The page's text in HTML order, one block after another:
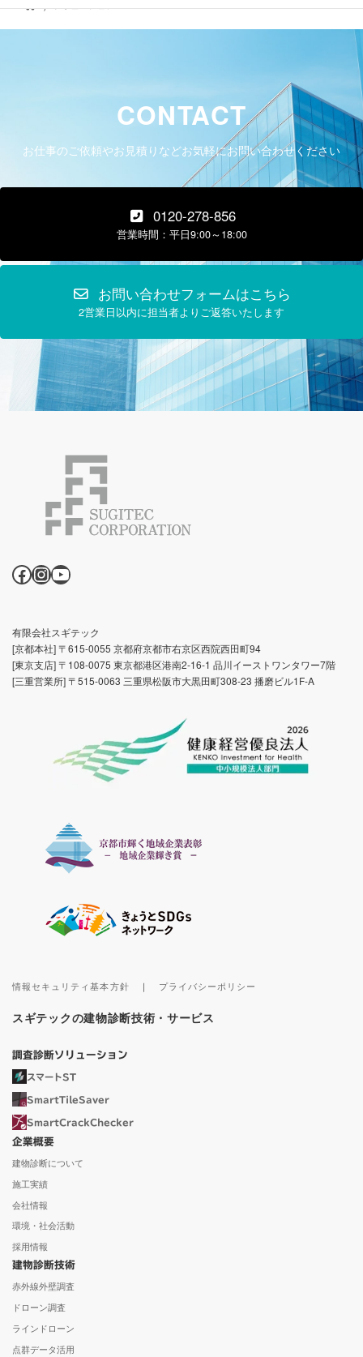
CONTACT
お仕事のご依頼やお見積りなどお気軽にお問い合わせください
0120-278-856
営業時間：平日9:00～18:00
お問い合わせフォームはこちら
2営業日以内に担当者よりご返答いたします
Facebook
Instagram
YouTube
有限会社スギテック
[京都本社] 〒615-0055 京都府京都市右京区西院西田町94
[東京支店] 〒108-0075 東京都港区港南2-16-1 品川イーストワンタワー7階
[三重営業所] 〒515-0063 三重県松阪市大黒田町308-23 播磨ビル1F-A
情報セキュリティ基本方針 ｜ プライバシーポリシー
スギテックの建物診断技術・サービス
調査診断ソリューション
スマートST
SmartTileSaver
SmartCrackChecker
企業概要
建物診断について
施工実績
会社情報
環境・社会活動
採用情報
建物診断技術
赤外線外壁調査
ドローン調査
ラインドローン
点群データ活用